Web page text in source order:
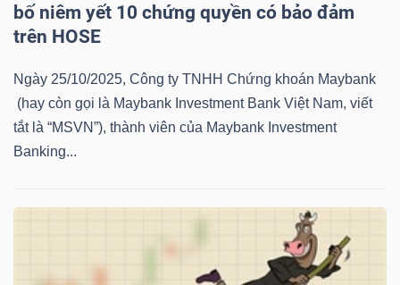
bố niêm yết 10 chứng quyền có bảo đảm
trên HOSE
Ngày 25/10/2025, Công ty TNHH Chứng khoán Maybank
(hay còn gọi là Maybank Investment Bank Việt Nam, viết
tắt là “MSVN”), thành viên của Maybank Investment
Banking...
DÙNG
THIẾT